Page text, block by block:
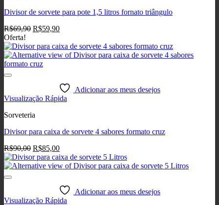
Divisor de sorvete para pote 1,5 litros fornato triângulo
R$69,90 O
original
era:
R$69,90.
R$59,90O
atual
é:
Oferta!
Adicionar aos meus desejos
Visualização Rápida
Sorveteria
Divisor para caixa de sorvete 4 sabores formato cruz
R$90,00 O
preço
original
R$85,00O
preço
atual
Adicionar aos meus desejos
Visualização Rápida